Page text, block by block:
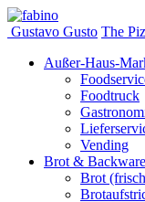
Gustavo Gusto The
Außer-Haus-
Foodtruck
Vending
Brot &
Brot